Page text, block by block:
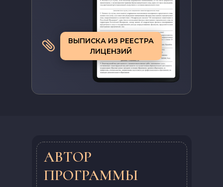
ВЫПИСКА ИЗ РЕЕСТРА
ЛИЦЕНЗИЙ
АВТОР
ПРОГРАММЫ